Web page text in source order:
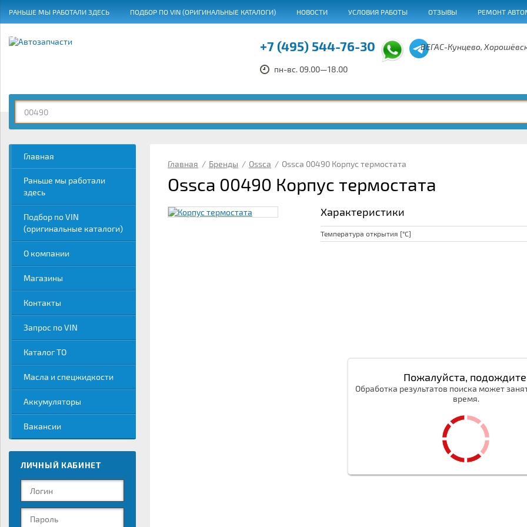
РАНЬШЕ МЫ РАБОТАЛИ ЗДЕСЬ ПОДБОР ПО VIN (ОРИГИНАЛЬНЫЕ КАТАЛОГИ) НОВОСТИ УСЛОВИЯ РАБОТЫ ОТЗЫВЫ РЕМОНТ
ГРАФИК РАБОТЫ
+7 (495) 544-76-30
пн-вс. 09.00—18.00
ВЕГАС-Кунцево,
Главная / Бренды / Ossca / Ossca 00490 Корпус термостата
Ossca 00490 Корпус термостата
Характеристики
Температура открытия [°C]
Пожалуйста,
Обработка результатов поиска может
время.
Главная
Раньше мы работали
здесь
Подбор по VIN
(оригинальные каталоги)
О компании
Магазины
Контакты
Запрос по VIN
Каталог ТО
Масла и спецжидкости
Аккумуляторы
Вакансии
ЛИЧНЫЙ КАБИНЕТ